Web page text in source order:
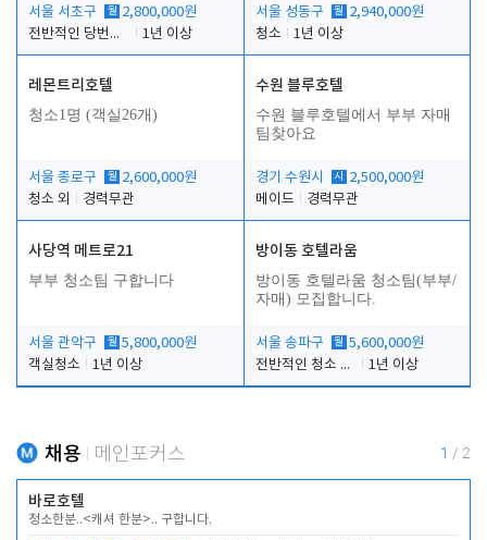
서울 서초구 월 2,800,000원
전반적인 당번업무
1년 이상
서울 성동구 월 2,940,000원
청소
1년 이상
레몬트리호텔
청소1명 (객실26개)
서울 종로구 월 2,600,000원
청소 외
경력무관
수원 블루호텔
수원 블루호텔에서 부부 자매
팀찾아요
경기 수원시 시
2,500,000원
메이드
경력무관
사당역 메트로21
부부 청소팀 구합니다
서울 관악구 월 5,800,000원
객실청소
1년 이상
방이동 호텔라움
방이동 호텔라움 청소팀(부부/
자매) 모집합니다.
서울 송파구 월 5,600,000원
전반적인 청소 업무(객실청소.객실정리)
1년 이상
채용 메인포커스 1 / 2
바로호텔
청소한분..<캐셔 한분>.. 구합니다.